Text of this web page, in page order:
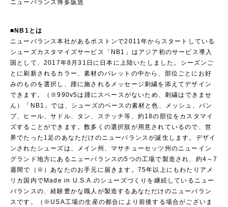
ニューバランス博多阪急
■NB1とは
ニューバランス本社があるボストンで2011年からスタートしている
シューズカスタマイズサービス「NB1」はアジア初のサービス導入
国として、2017年8月31日に日本に上陸いたしました。シーズンご
とに刷新されるカラー、素材のパレットの中から、部位ごとにお好
みのものを選択し、踵に施されるメッセージ刺繍を添えてデザイン
できます。（※990v5は踵にスペースがないため、刺繍はできませ
ん）「NB1」では、シューズのベースの素材と色、メッシュ、バン
プ、ヒール、サドル、タン、ステッチ等、約18の部位をカスタマイ
ズすることができます。数多くの選択肢が用意されているので、世
界でたった1足のあなただけのニューバランスが誕生します。デザイ
ンされたシューズは、メイン州、マサチューセッツ州のニューイン
グランド地方にあるニューバランスの5つの工場で製造され、約4～7
週間で（※）あなたのお手元に届きます。75年以上にもわたりアメ
リカ国内でMade in U.S.A.のシューズづくりを継続しているニュー
バランスの、経験豊かな職人が製造するあなただけのニューバラン
スです。（※USA工場の生産の都合により前後する場合がございま